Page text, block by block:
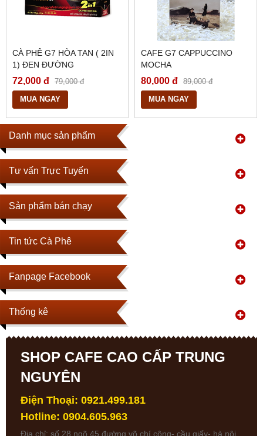
Danh mục sản phẩm
Tư vấn Trực Tuyến
Sản phẩm bán chạy
Tin tức Cà Phê
Fanpage Facebook
Thống kê
CÀ PHÊ G7 HÒA TAN ( 2IN
1) ĐEN ĐƯỜNG
72,000 đ 79,000 đ
MUA NGAY
CAFE G7 CAPPUCCINO
MOCHA
80,000 đ 89,000 đ
MUA NGAY
SHOP CAFE CAO CẤP TRUNG
NGUYÊN
Điện Thoại: 0921.499.181
Hotline: 0904.605.963
Địa chỉ: số 28 ngõ 45 đường võ chí công- cầu giấy- hà nội